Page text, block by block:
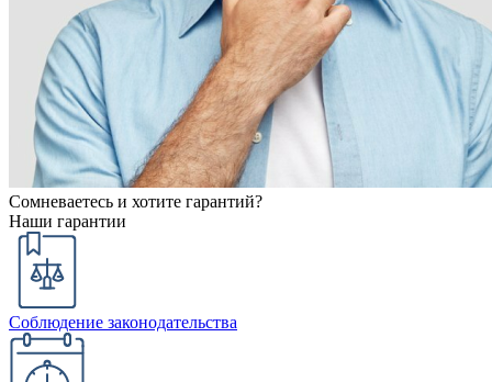
Сомневаетесь и хотите гарантий?
Наши гарантии
Соблюдение законодательства